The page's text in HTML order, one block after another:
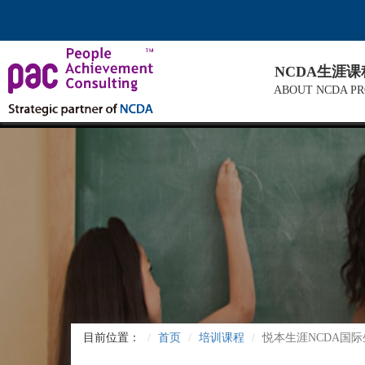
NCDA生涯课
ABOUT NCDA
目前位置： 首页 培训课程 悦本生涯NCDA国